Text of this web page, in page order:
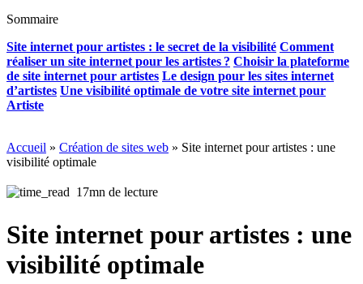
Sommaire
Site internet pour artistes : le secret de la visibilité Comment
réaliser un site internet pour les artistes ? Choisir la plateforme
de site internet pour artistes Le design pour les sites internet
d’artistes Une visibilité optimale de votre site internet pour
Artiste
Accueil » Création de sites web » Site internet pour artistes : une
visibilité optimale
17mn de lecture
Site internet pour artistes : une
visibilité optimale